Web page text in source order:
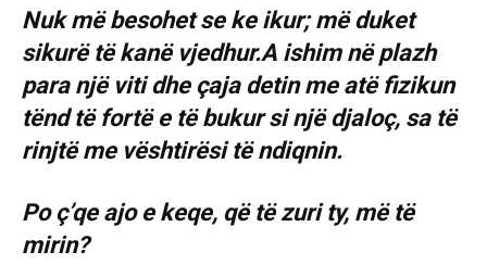
Nuk më besohet se ke ikur; më duket
sikurë të kanë vjedhur.A ishim në plazh
para një viti dhe çaja detin me atë fizikun
tënd të fortë e të bukur si një djaloç, sa të
rinjtë me vështirësi të ndiqnin.
Po ç’qe ajo e keqe, që të zuri ty, më të
mirin?